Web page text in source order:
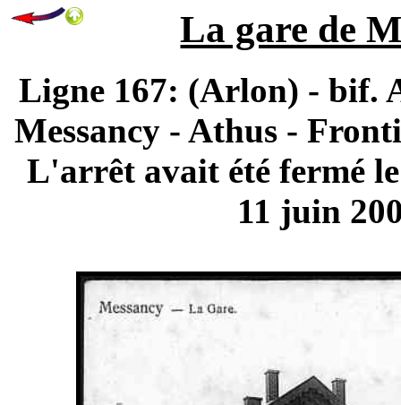
La gare de
Ligne 167: (Arlon) - bif.
Messancy - Athus -
L'arrêt avait été fermé
11 juin